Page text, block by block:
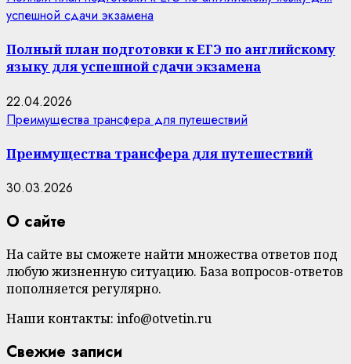
успешной сдачи экзамена
Полный план подготовки к ЕГЭ по английскому
языку для успешной сдачи экзамена
22.04.2026
Преимущества трансфера для путешествий
Преимущества трансфера для путешествий
30.03.2026
О сайте
На сайте вы сможете найти множества ответов под
любую жизненную ситуацию. База вопросов-ответов
пополняется регулярно.
Наши контакты: info@otvetin.ru
Свежие записи